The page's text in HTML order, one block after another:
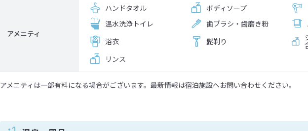
アメニティ
ハンドタオル ボディソープ
温水洗浄トイレ
歯ブラシ・歯磨き粉
浴衣
髭剃り
リンス
アメニティは一部有料になる場合がございます。最新情報は宿泊施設へお問い合わせください。